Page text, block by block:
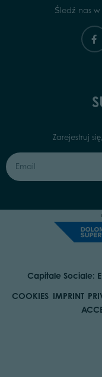
Śledź nas
Zarejestruj
Capitale Sociale:
COOKIES IMPRINT